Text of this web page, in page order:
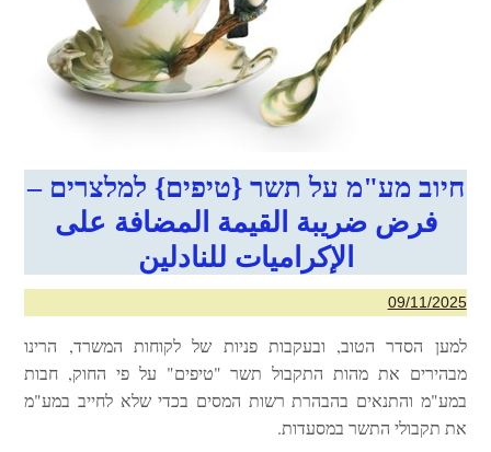
חיוב מע"מ על תשר {טיפים} למלצרים –
فرض ضريبة القيمة المضافة على
الإكراميات للنادلين
09/11/2025
למען הסדר הטוב, ובעקבות פניות של לקוחות המשרד, הרינו
מבהירים את מהות התקבול תשר "טיפים" על פי החוק, חבות
במע"מ והתנאים בהבהרת רשות המסים בכדי שלא לחייב במע"מ
את תקבולי התשר במסעדות.